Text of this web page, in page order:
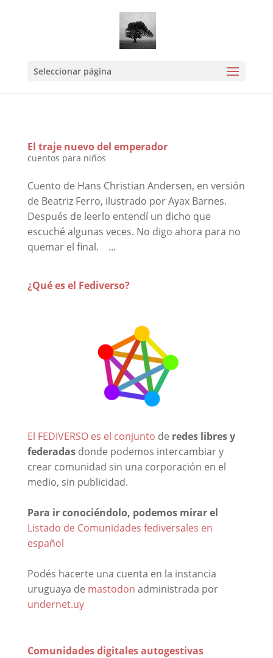
Seleccionar página
El traje nuevo del emperador
cuentos para niños
Cuento de Hans Christian Andersen, en versión
de Beatriz Ferro, ilustrado por Ayax Barnes.
Después de leerlo entendí un dicho que
escuché algunas veces. No digo ahora para no
quemar el final. ...
¿Qué es el Fediverso?
El FEDIVERSO es el conjunto de redes libres y
federadas donde podemos intercambiar y
crear comunidad sin una corporación en el
medio, sin publicidad.
Para ir conociéndolo, podemos mirar el
Listado de Comunidades fediversales en
español
Podés hacerte una cuenta en la instancia
uruguaya de mastodon administrada por
undernet.uy
Comunidades digitales autogestivas